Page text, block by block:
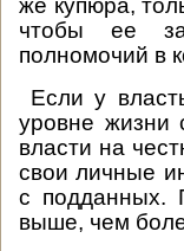
же купюра,
чтобы ее
полномочий в
Если у
уровне жизни
власти на
свои личные
с подданных.
выше, чем